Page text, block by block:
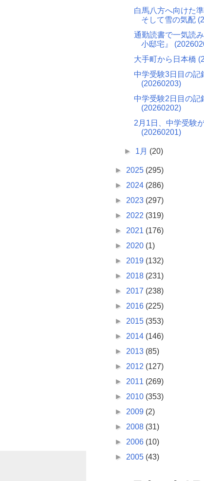
白馬八方へ向けた
そして雪の気配
通勤読書で一気読
小邸宅』
大手町から日本橋
中学受験3日目の記
(20260203)
中学受験2日目の記
(20260202)
2月1日、中学受験
(20260201)
► 1月 (20)
► 2025 (295)
► 2024 (286)
► 2023 (297)
► 2022 (319)
► 2021 (176)
► 2020 (1)
► 2019 (132)
► 2018 (231)
► 2017 (238)
► 2016 (225)
► 2015 (353)
► 2014 (146)
► 2013 (85)
► 2012 (127)
► 2011 (269)
► 2010 (353)
► 2009 (2)
► 2008 (31)
► 2006 (10)
► 2005 (43)